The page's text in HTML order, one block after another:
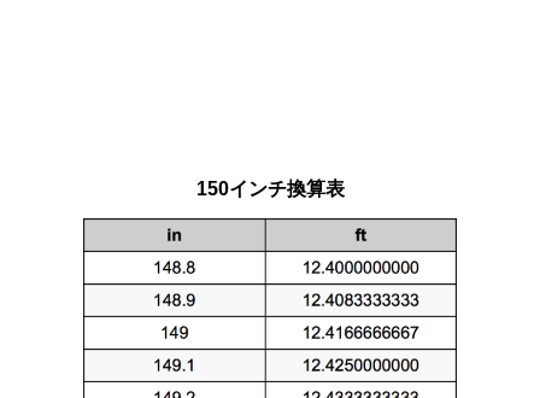
150インチ換算表